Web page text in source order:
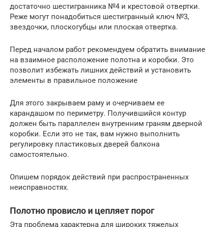
достаточно шестигранника №4 и крестовой отвертки.
Реже могут понадобиться шестигранный ключ №3,
звездочки, плоскогубцы или плоская отвертка.
Перед началом работ рекомендуем обратить внимание
на взаимное расположение полотна и коробки. Это
позволит избежать лишних действий и установить
элементы в правильное положение
Для этого закрываем раму и очерчиваем ее
карандашом по периметру. Получившийся контур
должен быть параллелен внутренним граням дверной
коробки. Если это не так, вам нужно выполнить
регулировку пластиковых дверей балкона
самостоятельно.
Опишем порядок действий при распространенных
неисправностях.
Полотно провисло и цепляет порог
Эта проблема характерна для широких тяжелых